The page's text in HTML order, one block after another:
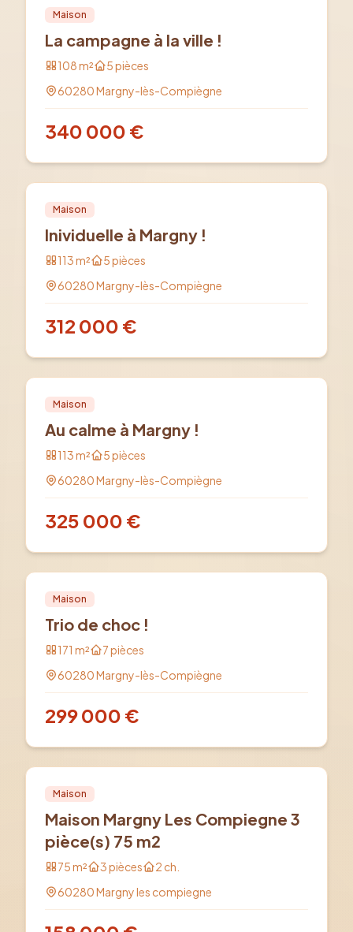
Vente PRO
Maison
La campagne à la ville !
108m² 5pièces
60280Margny-lès-Compiègne
340 000 €
Vente PRO
Maison
Inividuelle à Margny !
113m² 5pièces
60280Margny-lès-Compiègne
312 000 €
Vente PRO
Maison
Au calme à Margny !
113m² 5pièces
60280Margny-lès-Compiègne
325 000 €
Vente PRO
Maison
Trio de choc !
171 m² 7pièces
60280Margny-lès-Compiègne
299 000 €
Vente PRO
Maison
Maison Margny Les Compiegne 3
pièce(s) 75 m2
75m² 3pièces 2 ch.
60280Margny les compiegne